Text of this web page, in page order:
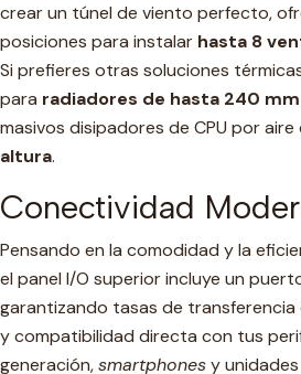
crear un túnel de viento perfecto,
posiciones para instalar hasta 8
Si prefieres otras soluciones
para radiadores de hasta 240 mm
masivos disipadores de CPU por
altura.
Conectividad
Pensando en la comodidad y la
el panel I/O superior incluye un
garantizando tasas de
y compatibilidad directa con tus
generación,smartphonesy